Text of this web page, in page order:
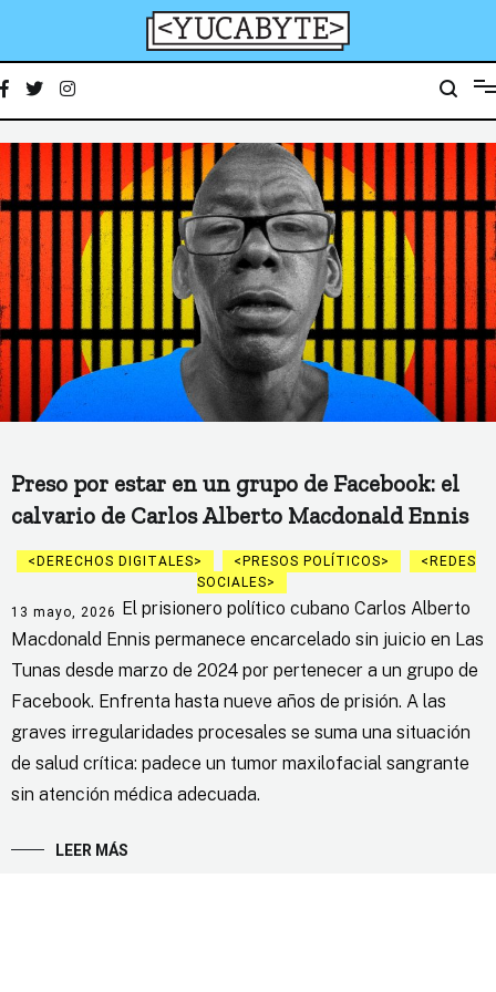
YucaByte
Preso por estar en un grupo de Facebook: el
calvario de Carlos Alberto Macdonald Ennis
DERECHOS DIGITALES PRESOS POLÍTICOS
REDES
SOCIALES
13 mayo, 2026 El prisionero político cubano Carlos Alberto
Macdonald Ennis permanece encarcelado sin juicio en Las
Tunas desde marzo de 2024 por pertenecer a un grupo de
Facebook. Enfrenta hasta nueve años de prisión. A las
graves irregularidades procesales se suma una situación
de salud crítica: padece un tumor maxilofacial sangrante
sin atención médica adecuada.
LEER MÁS